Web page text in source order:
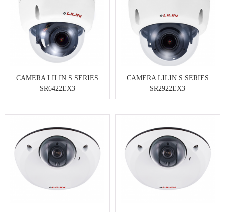
CAMERA LILIN S SERIES
SR6422EX3
CAMERA LILIN S SERIES
SR2922EX3